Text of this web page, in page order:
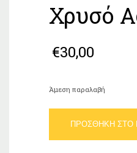
Χρυσό
€30,00
Άμεση παραλαβή
Μαργαριτάρι
Χρυσό
ΠΡΟΣΘΉΚΗ ΣΤΟ